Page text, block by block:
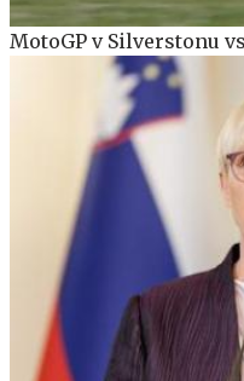
MotoGP v Silverstonu